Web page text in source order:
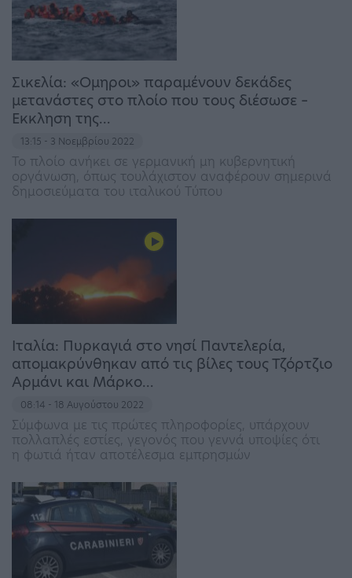
Σικελία: «Ομηροι» παραμένουν δεκάδες
μετανάστες στο πλοίο που τους διέσωσε –
Εκκληση της…
13:15 - 3 Νοεμβρίου 2022
Το πλοίο ανήκει σε γερμανική μη κυβερνητική
οργάνωση, όπως τουλάχιστον αναφέρουν σημερινά
δημοσιεύματα του ιταλικού Τύπου
Ιταλία: Πυρκαγιά στο νησί Παντελερία,
απομακρύνθηκαν από τις βίλες τους Τζόρτζιο
Αρμάνι και Μάρκο…
08:14 - 18 Αυγούστου 2022
Σύμφωνα με τις πρώτες πληροφορίες, υπάρχουν
πολλαπλές εστίες, γεγονός που γεννά υποψίες ότι
η φωτιά ήταν αποτέλεσμα εμπρησμών